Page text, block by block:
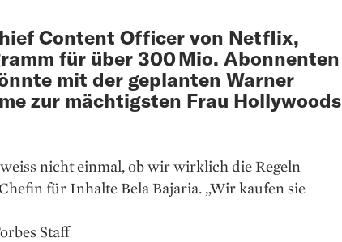
Content Officer von Netflix,
für über 300 Mio. Abonnenten
mit der geplanten Warner
zur mächtigsten Frau Hollywoods
nicht einmal, ob wir wirklich die Regeln
für Inhalte Bela Bajaria. „Wir kaufen sie
Staff